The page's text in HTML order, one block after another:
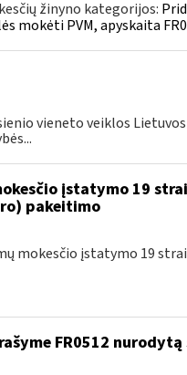
žinyno kategorijos:
mokėti PVM, apyskaita
vieneto veiklos
įstatymo 19
pakeitimo
mokesčio įstatymo 19
FR0512 nurodytą